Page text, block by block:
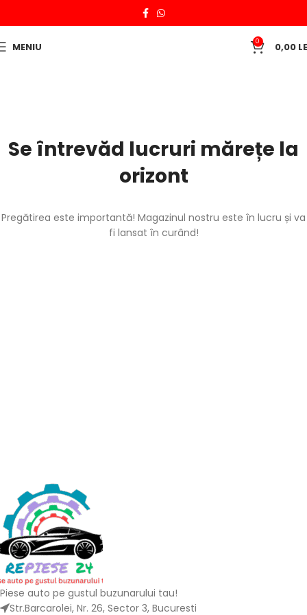
MENIU 0 0,00
Se întrevăd lucruri mărețe la
orizont
Pregătirea este importantă! Magazinul nostru este în lucru și va
fi lansat în curând!
Piese auto pe gustul buzunarului tau!
Str.Barcarolei, Nr. 26, Sector 3, Bucuresti